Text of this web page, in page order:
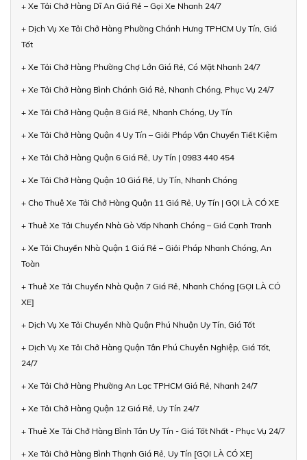
+ Xe Tải Chở Hàng Dĩ An Giá Rẻ – Gọi Xe Nhanh 24/7
+ Dịch Vụ Xe Tải Chở Hàng Phường Chánh Hưng TPHCM Uy Tín, Giá
Tốt
+ Xe Tải Chở Hàng Phường Chợ Lớn Giá Rẻ, Có Mặt Nhanh 24/7
+ Xe Tải Chở Hàng Bình Chánh Giá Rẻ, Nhanh Chóng, Phục Vụ 24/7
+ Xe Tải Chở Hàng Quận 8 Giá Rẻ, Nhanh Chóng, Uy Tín
+ Xe Tải Chở Hàng Quận 4 Uy Tín – Giải Pháp Vận Chuyển Tiết Kiệm
+ Xe Tải Chở Hàng Quận 6 Giá Rẻ, Uy Tín | 0983 440 454
+ Xe Tải Chở Hàng Quận 10 Giá Rẻ, Uy Tín, Nhanh Chóng
+ Cho Thuê Xe Tải Chở Hàng Quận 11 Giá Rẻ, Uy Tín | GỌI LÀ CÓ XE
+ Thuê Xe Tải Chuyển Nhà Gò Vấp Nhanh Chóng – Giá Cạnh Tranh
+ Xe Tải Chuyển Nhà Quận 1 Giá Rẻ – Giải Pháp Nhanh Chóng, An
Toàn
+ Thuê Xe Tải Chuyển Nhà Quận 7 Giá Rẻ, Nhanh Chóng [GỌI LÀ CÓ
XE]
+ Dịch Vụ Xe Tải Chuyển Nhà Quận Phú Nhuận Uy Tín, Giá Tốt
+ Dịch Vụ Xe Tải Chở Hàng Quận Tân Phú Chuyên Nghiệp, Giá Tốt,
24/7
+ Xe Tải Chở Hàng Phường An Lạc TPHCM Giá Rẻ, Nhanh 24/7
+ Xe Tải Chở Hàng Quận 12 Giá Rẻ, Uy Tín 24/7
+ Thuê Xe Tải Chở Hàng Bình Tân Uy Tín - Giá Tốt Nhất - Phục Vụ 24/7
+ Xe Tải Chở Hàng Bình Thạnh Giá Rẻ, Uy Tín [GỌI LÀ CÓ XE]